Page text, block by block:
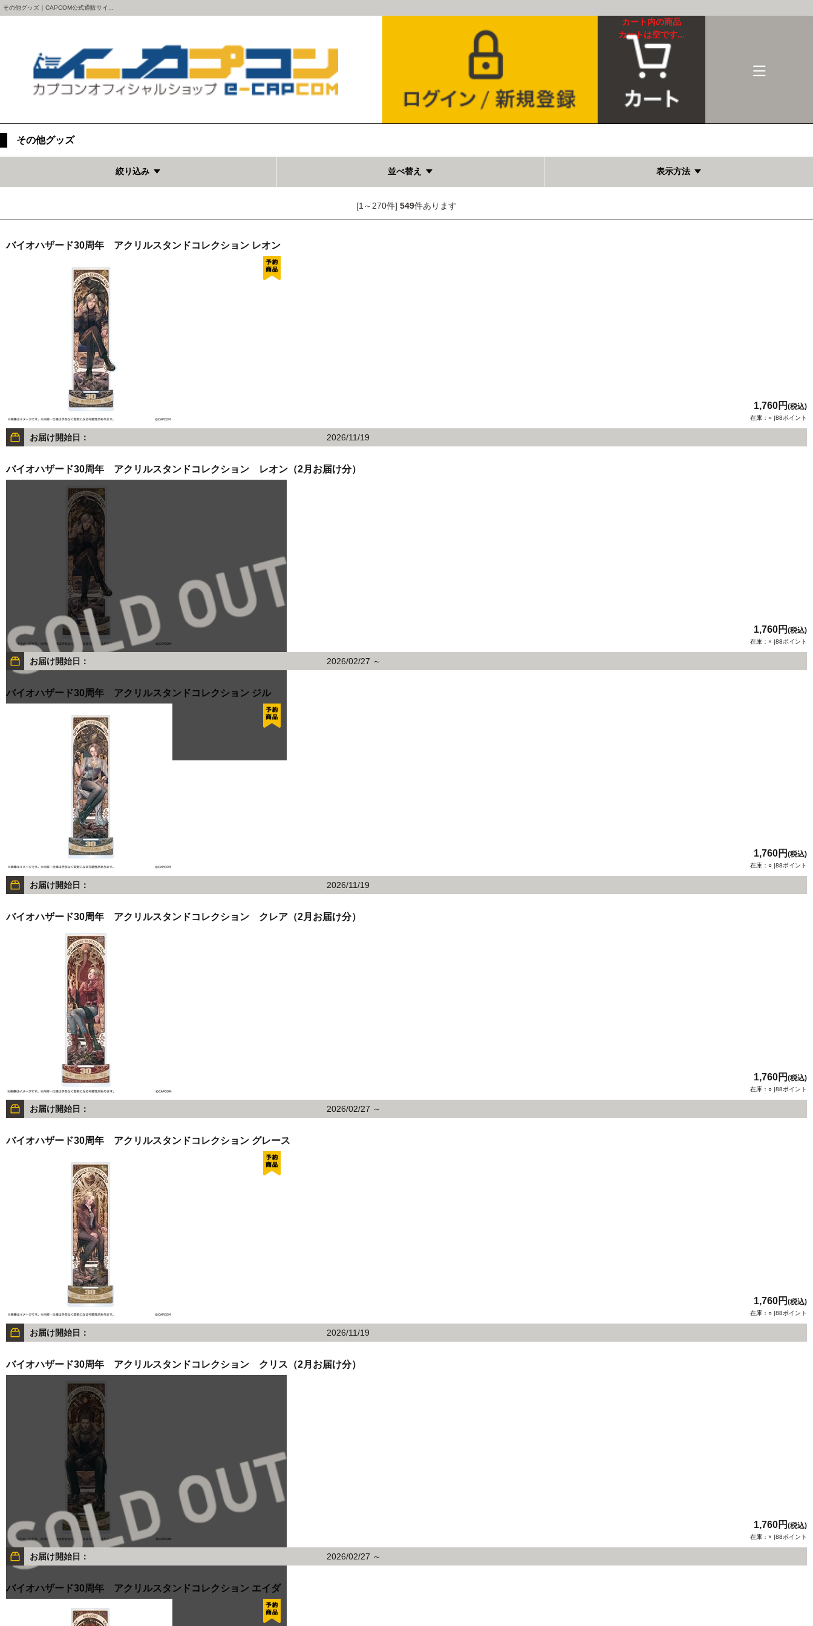
その他グッズ｜CAPCOM公式通販サイ...
カート内の商品
カートは空です...
その他グッズ
絞り込み 並べ替え 表示方法
[1～270件] 549件あります
バイオハザード30周年 アクリルスタンドコレクション レオン
1,760円 (税込)
在庫：○ |88ポイント
お届け開始日： 2026/11/19
バイオハザード30周年 アクリルスタンドコレクション レオン（2月お届け分）
1,760円 (税込)
在庫：× |88ポイント
お届け開始日： 2026/02/27 ～
バイオハザード30周年 アクリルスタンドコレクション ジル
1,760円 (税込)
在庫：○ |88ポイント
お届け開始日： 2026/11/19
バイオハザード30周年 アクリルスタンドコレクション クレア（2月お届け分）
1,760円 (税込)
在庫：○ |88ポイント
お届け開始日： 2026/02/27 ～
バイオハザード30周年 アクリルスタンドコレクション グレース
1,760円 (税込)
在庫：○ |88ポイント
お届け開始日： 2026/11/19
バイオハザード30周年 アクリルスタンドコレクション クリス（2月お届け分）
1,760円 (税込)
在庫：× |88ポイント
お届け開始日： 2026/02/27 ～
バイオハザード30周年 アクリルスタンドコレクション エイダ